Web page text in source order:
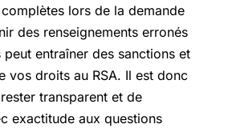
lors de la demande
des renseignements erronés
entraîner des sanctions et
vos droits au RSA. Il est donc
transparent et de
exactitude aux questions